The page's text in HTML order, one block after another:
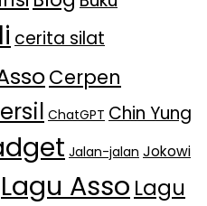
cerita silat
Cerpen
ChatGPT Chin Yung
Jalan-jalan Jokowi
Lagu Asso Lagu